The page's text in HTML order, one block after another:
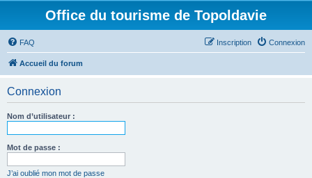
Office du tourisme de Topoldavie
FAQ Connexion
Inscription
Accueil du forum
Connexion
Nom d’utilisateur :
Mot de passe :
J’ai oublié mon mot de passe